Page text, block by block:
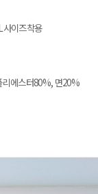
이즈착용
리에스터80%, 면20%